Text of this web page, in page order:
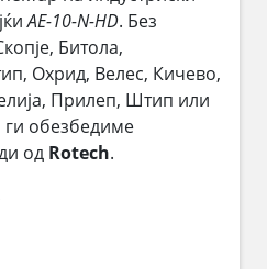
AE-10-N-HD. Без
Битола,
Охрид, Велес, Кичево,
Прилеп, Штип или
обезбедиме
од Rotech.